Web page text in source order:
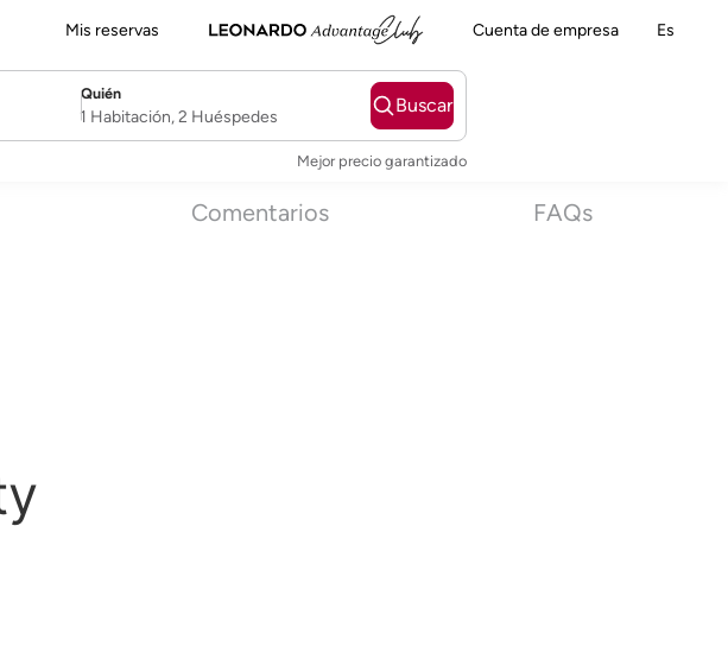
Mis reservas Cuenta de empresa Es
Quién
Username
1 Habitación, 2 Huéspedes
Buscar
Mejor precio garantizado
Comentarios FAQs